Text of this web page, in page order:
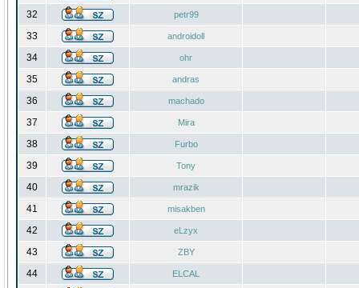
32 petr99
33 androidoll
34 ohr
35 andras
36 machado
37 Mira
38 Furbo
39 Tony
40 mrazik
41 misakben
42 eLzyx
43 ZBY
44 ELCAL